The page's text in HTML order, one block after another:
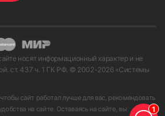
носят информационный характер и не
ст. 437 ч. 1 ГК РФ. © 2002-2026 «Системы
сайт работал лучше для вас, рекомендовать
на сайте. Оставаясь на сайте, вы
1